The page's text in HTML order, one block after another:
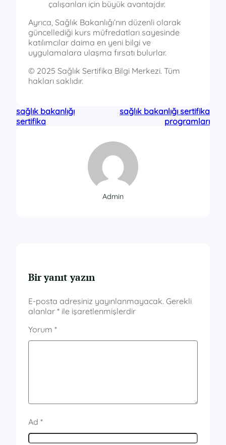
çalışanları için büyük avantajdır.
Ayrıca, Sağlık Bakanlığı’nın düzenli olarak
güncellediği kurs müfredatları sayesinde
katılımcılar daima en yeni bilgi ve
uygulamalara ulaşma fırsatı bulurlar.
© 2025 Sağlık Sertifika Bilgi Merkezi. Tüm
hakları saklıdır.
sağlık bakanlığı
sertifika
sağlık bakanlığı sertifika
programları
Admin
Bir yanıt yazın
E-posta adresiniz yayınlanmayacak. Gerekli
alanlar * ile işaretlenmişlerdir
Yorum *
Ad *